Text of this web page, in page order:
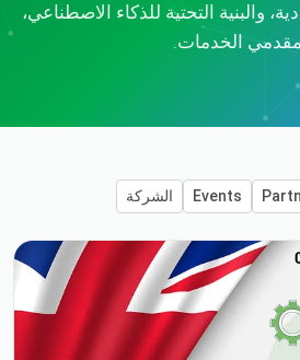
والبنية التحتية للذكاء الاصطناعي،
الخدمات.
Events الشركة